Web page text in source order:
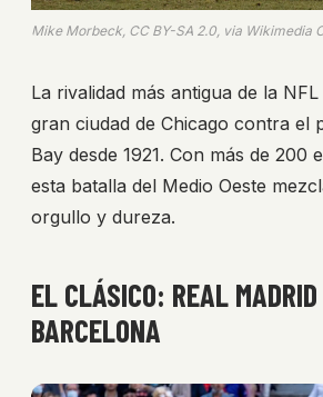
Mike Morbeck, CC BY-SA 2.0, via Wikimedia
La rivalidad más antigua de la
gran ciudad de Chicago contra el
Bay desde 1921. Con más de 200
esta batalla del Medio Oeste
orgullo y dureza.
EL CLÁSICO: REAL
BARCELONA